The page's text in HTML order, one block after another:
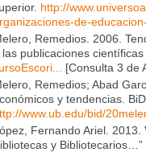
http://
de-
Remedios. 2006.
las publicaciones científicas
[Consulta 3 de
Remedios; Abad
y tendencias.
www.ub.edu/bid/
Fernando Ariel.
y Bibliotecarios…”